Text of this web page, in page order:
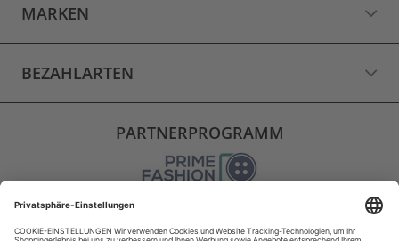
MARKEN
BEZAHLARTEN
PARTNERPROGRAMM